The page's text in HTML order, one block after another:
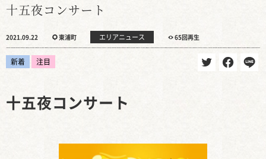
十五夜コンサート
2021.09.22 東浦町 エリアニュース 65回再生
新着 注目
十五夜コンサート